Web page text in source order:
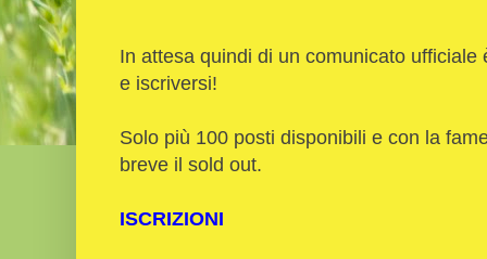
In attesa quindi di un comunicato
e iscriversi!
Solo più 100 posti disponibili e con la
breve il sold out.
ISCRIZIONI